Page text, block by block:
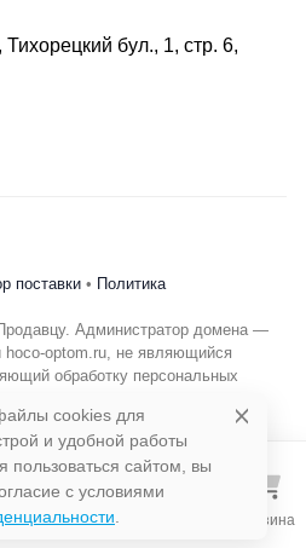
Поиск Корзина
бул., 1, стр. 6,
поставки • Политика
Администратор домена —
hoco-optom.ru, не являющийся
обработку персональных
cookies для
и удобной работы
пользоваться сайтом, вы
с условиями